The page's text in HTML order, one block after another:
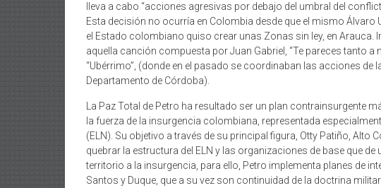
lleva a cabo “acciones agresivas por debajo del umbral del
Esta decisión no ocurría en Colombia desde que el mismo Álvaro
el Estado colombiano quiso crear unas Zonas sin ley, en Arauca.
aquella canción compuesta por Juan Gabriel, “Te pareces tanto a
“Ubérrimo”, (donde en el pasado se coordinaban las acciones de
Departamento de Córdoba).
La Paz Total de Petro ha resultado ser un plan contrainsurgente
la fuerza de la insurgencia colombiana, representada
(ELN). Su objetivo a través de su principal figura, Otty Patiño, Alto
quebrar la estructura del ELN y las organizaciones de base que
territorio a la insurgencia, para ello, Petro implementa planes de
Santos y Duque, que a su vez son continuidad de la doctrina